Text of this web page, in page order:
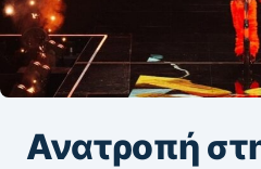
Ανατροπή